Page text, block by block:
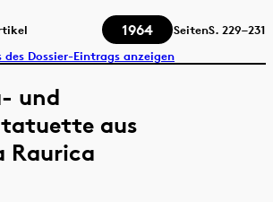
1964 SeitenS. 229–231
Dossier-Eintrags anzeigen
und
aus
Raurica